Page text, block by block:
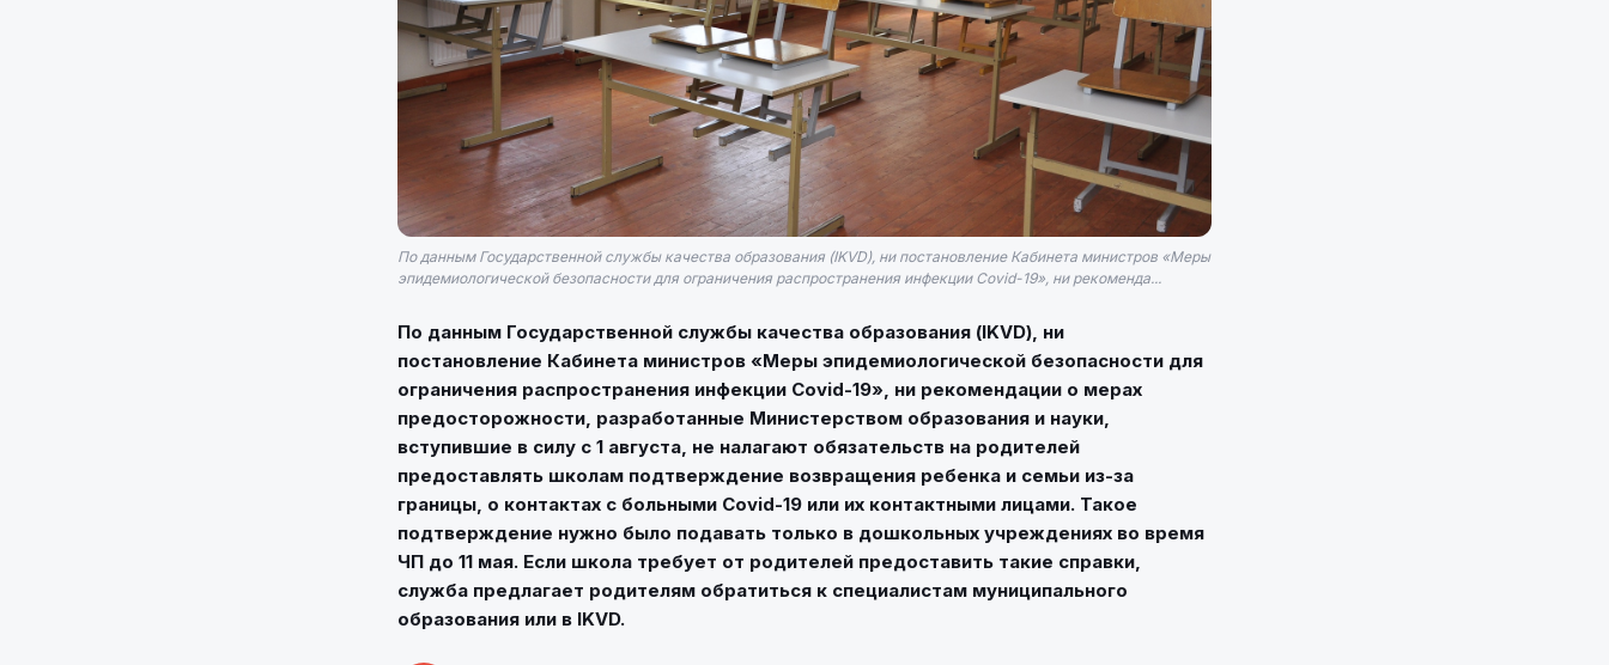
По данным Государственной службы качества образования (IKVD), ни постановление Кабинета министров «Меры
эпидемиологической безопасности для ограничения распространения инфекции Covid-19», ни рекоменда...
По данным Государственной службы качества образования (IKVD), ни
постановление Кабинета министров «Меры эпидемиологической безопасности для
ограничения распространения инфекции Covid-19», ни рекомендации о мерах
предосторожности, разработанные Министерством образования и науки,
вступившие в силу с 1 августа, не налагают обязательств на родителей
предоставлять школам подтверждение возвращения ребенка и семьи из-за
границы, о контактах с больными Covid-19 или их контактными лицами. Такое
подтверждение нужно было подавать только в дошкольных учреждениях во время
ЧП до 11 мая. Если школа требует от родителей предоставить такие справки,
служба предлагает родителям обратиться к специалистам муниципального
образования или в IKVD.